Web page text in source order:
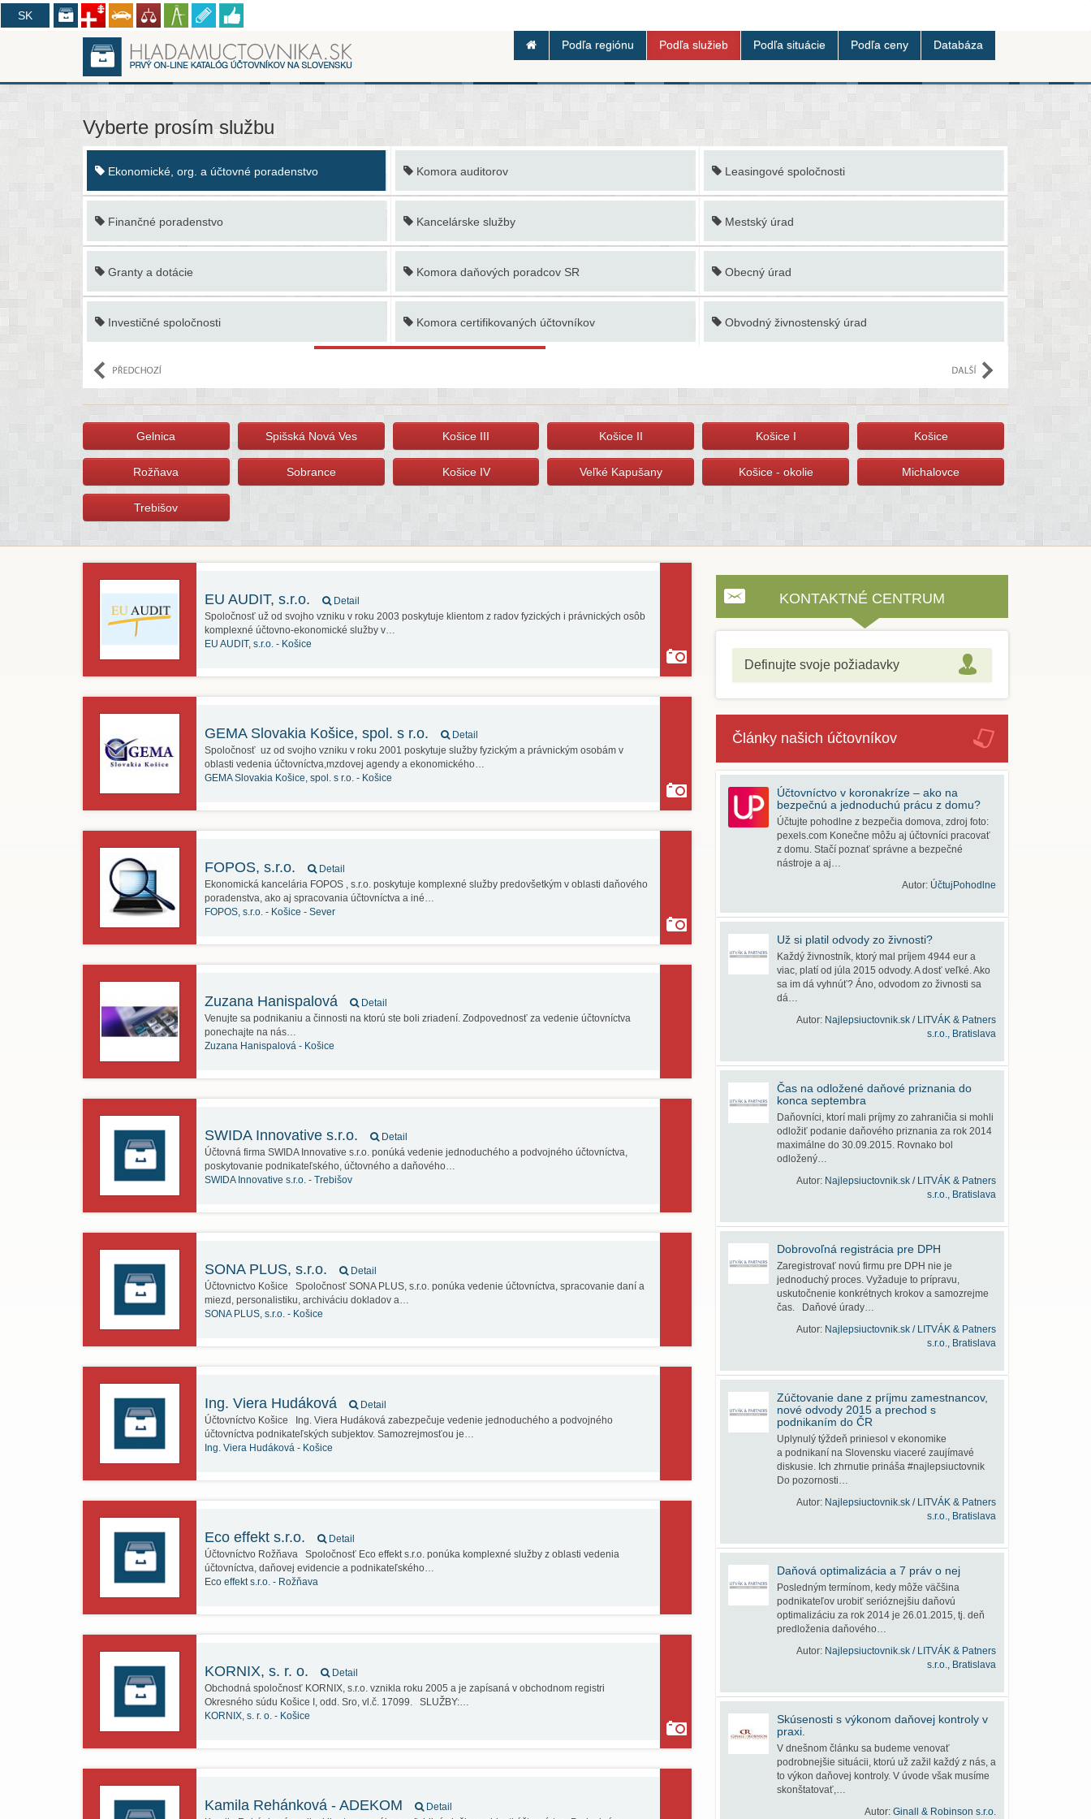
SK
CZ
Podľa regiónu Podľa služieb Podľa situácie Podľa ceny Databáza
Vyberte prosím službu
Ekonomické, org. a účtovné poradenstvo
Finančné poradenstvo
Granty a dotácie
Investičné spoločnosti
Komora auditorov
Kancelárske služby
Komora daňových poradcov SR
Komora certifikovaných účtovníkov
Leasingové spoločnosti
Mestský úrad
Obecný úrad
Obvodný živnostenský úrad
Gelnica Spišská Nová Ves Košice III Košice II Košice I Košice
Rožňava Sobrance Košice IV Veľké Kapušany Košice - okolie Michalovce
Trebišov
EU AUDIT, s.r.o.
Detail
Spoločnosť už od svojho vzniku v roku 2003 poskytuje klientom z radov fyzických i právnických osôb
komplexné účtovno-ekonomické služby v…
EU AUDIT, s.r.o. - Košice
GEMA Slovakia Košice, spol. s r.o.
Detail
Spoločnosť uz od svojho vzniku v roku 2001 poskytuje služby fyzickým a právnickým osobám v
oblasti vedenia účtovníctva,mzdovej agendy a ekonomického…
GEMA Slovakia Košice, spol. s r.o. - Košice
FOPOS, s.r.o.
Detail
Ekonomická kancelária FOPOS , s.r.o. poskytuje komplexné služby predovšetkým v oblasti daňového
poradenstva, ako aj spracovania účtovníctva a iné…
FOPOS, s.r.o. - Košice - Sever
Zuzana Hanispalová
Detail
Venujte sa podnikaniu a činnosti na ktorú ste boli zriadení. Zodpovednosť za vedenie účtovníctva
ponechajte na nás…
Zuzana Hanispalová - Košice
SWIDA Innovative s.r.o.
Detail
Účtovná firma SWIDA Innovative s.r.o. ponúká vedenie jednoduchého a podvojného účtovníctva,
poskytovanie podnikateľského, účtovného a daňového…
SWIDA Innovative s.r.o. - Trebišov
SONA PLUS, s.r.o.
Detail
Účtovnictvo Košice Spoločnosť SONA PLUS, s.r.o. ponúka vedenie účtovníctva, spracovanie daní a
miezd, personalistiku, archiváciu dokladov a…
SONA PLUS, s.r.o. - Košice
Ing. Viera Hudáková
Detail
Účtovníctvo Košice Ing. Viera Hudáková zabezpečuje vedenie jednoduchého a podvojného
účtovníctva podnikateľských subjektov. Samozrejmosťou je…
Ing. Viera Hudáková - Košice
Eco effekt s.r.o.
Detail
Účtovníctvo Rožňava Spoločnosť Eco effekt s.r.o. ponúka komplexné služby z oblasti vedenia
účtovníctva, daňovej evidencie a podnikateľského…
Eco effekt s.r.o. - Rožňava
KORNIX, s. r. o.
Detail
Obchodná spoločnosť KORNIX, s.r.o. vznikla roku 2005 a je zapísaná v obchodnom registri
Okresného súdu Košice I, odd. Sro, vl.č. 17099. SLUŽBY:…
KORNIX, s. r. o. - Košice
Kamila Rehánková - ADEKOM
Detail
KONTAKTNÉ CENTRUM
Definujte svoje požiadavky
Články našich účtovníkov
Účtovníctvo v koronakríze – ako na
bezpečnú a jednoduchú prácu z domu?
Účtujte pohodlne z bezpečia domova, zdroj foto:
pexels.com Konečne môžu aj účtovníci pracovať
z domu. Stačí poznať správne a bezpečné
nástroje a aj…
Autor: ÚčtujPohodlne
Už si platil odvody zo živnosti?
Každý živnostník, ktorý mal príjem 4944 eur a
viac, platí od júla 2015 odvody. A dosť veľké. Ako
sa im dá vyhnúť? Áno, odvodom zo živnosti sa
dá…
Autor: Najlepsiuctovnik.sk / LITVÁK & Patners
s.r.o., Bratislava
Čas na odložené daňové priznania do
konca septembra
Daňovníci, ktorí mali príjmy zo zahraničia si mohli
odložiť podanie daňového priznania za rok 2014
maximálne do 30.09.2015. Rovnako bol
odložený…
Autor: Najlepsiuctovnik.sk / LITVÁK & Patners
s.r.o., Bratislava
Dobrovoľná registrácia pre DPH
Zaregistrovať novú firmu pre DPH nie je
jednoduchý proces. Vyžaduje to prípravu,
uskutočnenie konkrétnych krokov a samozrejme
čas. Daňové úrady…
Autor: Najlepsiuctovnik.sk / LITVÁK & Patners
s.r.o., Bratislava
Zúčtovanie dane z príjmu zamestnancov,
nové odvody 2015 a prechod s
podnikaním do ČR
Uplynulý týždeň priniesol v ekonomike
a podnikaní na Slovensku viaceré zaujímavé
diskusie. Ich zhrnutie prináša #najlepsiuctovnik
Do pozornosti…
Autor: Najlepsiuctovnik.sk / LITVÁK & Patners
s.r.o., Bratislava
Daňová optimalizácia a 7 práv o nej
Posledným termínom, kedy môže väčšina
podnikateľov urobiť serióznejšiu daňovú
optimalizáciu za rok 2014 je 26.01.2015, tj. deň
predloženia daňového…
Autor: Najlepsiuctovnik.sk / LITVÁK & Patners
s.r.o., Bratislava
Skúsenosti s výkonom daňovej kontroly v
praxi.
V dnešnom článku sa budeme venovať
podrobnejšie situácii, ktorú už zažil každý z nás, a
to výkon daňovej kontroly. V úvode však musíme
skonštatovať,…
Autor: Ginall & Robinson s.r.o.